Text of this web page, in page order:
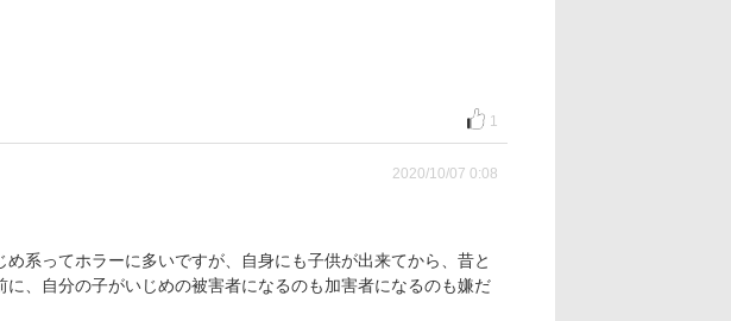
1
2020/10/07 0:08
系ってホラーに多いですが、自身にも子供が出来てから、昔と
、自分の子がいじめの被害者になるのも加害者になるのも嫌だ